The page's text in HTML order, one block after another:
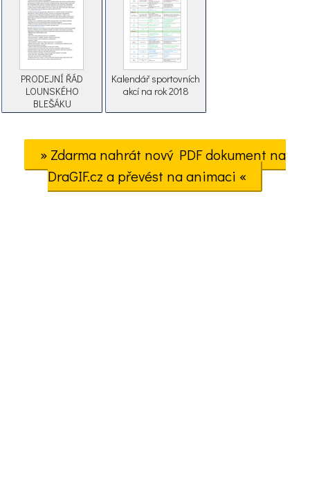
PRODEJNÍ ŘÁD
LOUNSKÉHO
BLEŠÁKU
Kalendář sportovních
akcí na rok 2018
» Zdarma nahrát nový PDF dokument na
DraGIF.cz a převést na animaci «